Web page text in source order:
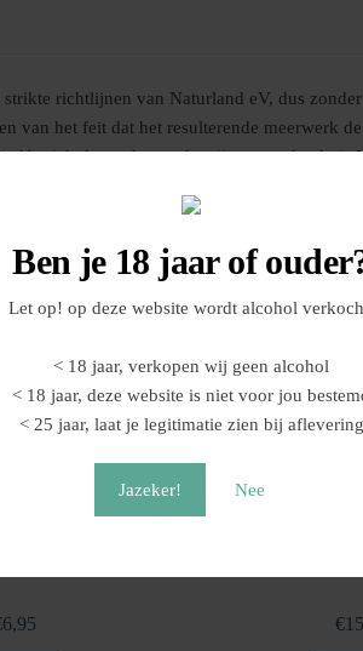
Ben je 18 jaar of
Let op! op deze website wordt alcohol
< 18 jaar, verkopen wij geen alcohol
< 18 jaar, deze website is niet voor jou
< 25 jaar, laat je legitimatie zien bij aflevering
Jazeker! Nee
richtlijnen van Naturland eV, dus
van het feit dat het resulterende meerwerk
bericht lovend over de wijnen van het huis
Appel cider
6,95 €